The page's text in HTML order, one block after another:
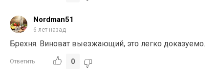
Nordman51
6 лет назад
Брехня. Виноват выезжающий, это легко доказуемо.
Ответить 0